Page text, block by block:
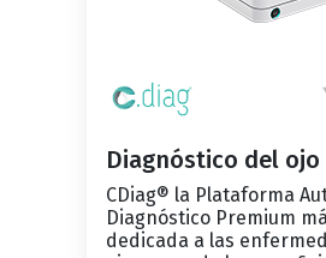
Diagnóstico del ojo
CDiag® la Plataforma
Diagnóstico Premium
dedicada a las